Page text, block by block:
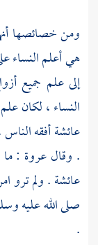
ومن خصائصها
هي أعلم النساء
إلى علم جميع
النساء ، لكان
عائشةأفقه
. وقالعروة :
عائشة. ولم ترو
صلى الله عليه
.